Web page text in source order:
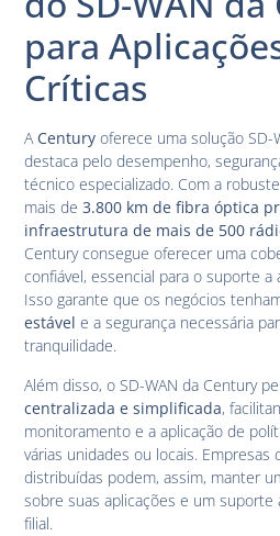
para
Críticas
A Century oferece uma solução SD-
destaca pelo desempenho,
técnico especializado. Com a
mais de3.800 km de fibra óptica
infraestrutura de mais de 500
Century consegue oferecer uma
confiável, essencial para o suporte a
Isso garante que os negócios
estável e a segurança necessária
tranquilidade.
Além disso, o SD-WAN da Century
centralizada e simplificada,
monitoramento e a aplicação de
várias unidades ou locais. Empresas
distribuídas podem, assim, manter
sobre suas aplicações e um suporte
filial.